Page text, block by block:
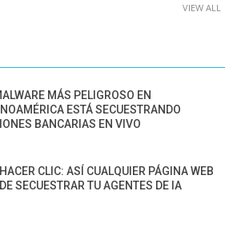
VIEW ALL
MÁS PELIGROSO EN
ESTÁ SECUESTRANDO
BANCARIAS EN VIVO
CLIC: ASÍ CUALQUIER PÁGINA WEB
SECUESTRAR TU AGENTES DE IA